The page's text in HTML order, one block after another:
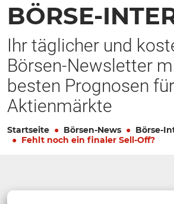
BÖRSE-
Ihr täglicher und
Börsen-Newsletter
besten Prognosen
Aktienmärkte
Startseite Börsen-News
Börse-
Fehlt noch ein finaler Sell-Off?